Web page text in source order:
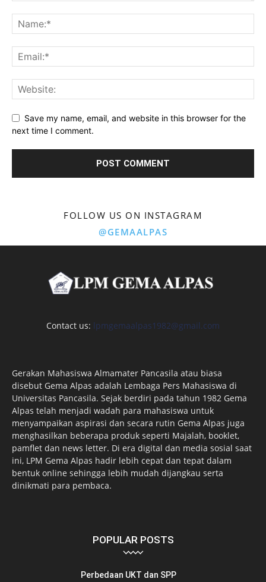
Save my name, email, and website in this browser for the
next time I comment.
FOLLOW US ON INSTAGRAM
@GEMAALPAS
Contact us: lpmgemaalpas1982@gmail.com
Gerakan Mahasiswa Almamater Pancasila atau biasa
disebut Gema Alpas adalah Lembaga Pers Mahasiswa di
Universitas Pancasila. Sejak berdiri pada tahun 1982 Gema
Alpas telah menjadi wadah para mahasiswa untuk
menyampaikan aspirasi dan secara rutin Gema Alpas juga
menghasilkan beberapa produk seperti Majalah, booklet,
pamflet dan news letter. Di era digital dan media sosial saat
ini, LPM Gema Alpas hadir lebih cepat dan tepat dalam
bentuk online sehingga lebih mudah dijangkau serta
dinikmati para pembaca.
POPULAR POSTS
Perbedaan UKT dan SPP